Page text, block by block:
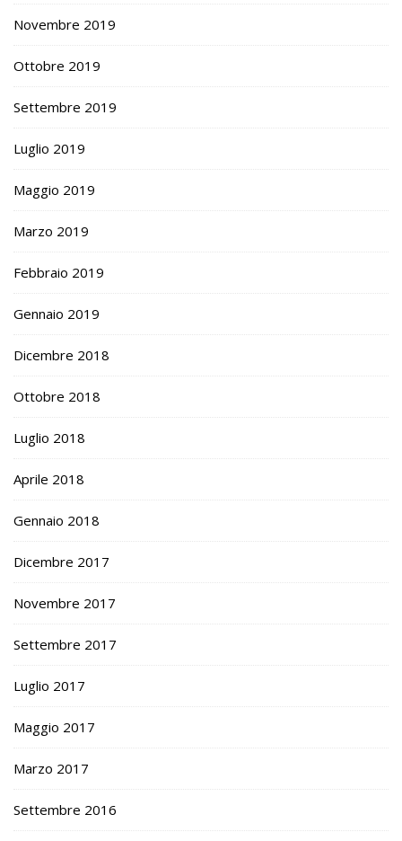
Novembre 2019
Ottobre 2019
Settembre 2019
Luglio 2019
Maggio 2019
Marzo 2019
Febbraio 2019
Gennaio 2019
Dicembre 2018
Ottobre 2018
Luglio 2018
Aprile 2018
Gennaio 2018
Dicembre 2017
Novembre 2017
Settembre 2017
Luglio 2017
Maggio 2017
Marzo 2017
Settembre 2016